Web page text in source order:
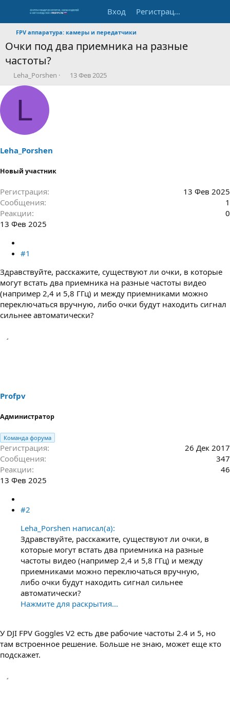
Вход Регистрация
FPV аппаратура: камеры и передатчики
Очки под два приемника на разные
частоты?
А
в
е
ы
Leha_Porshen
Д
а
13 Фев 2025
L
Leha_Porshen
Новый участник
Регистрация
13 Фев 2025
Сообщения
1
Реакции
0
13 Фев 2025
#1
Здравствуйте, расскажите, существуют ли очки, в которые
могут встать два приемника на разные частоты видео
(например 2,4 и 5,8 ГГц) и между приемниками можно
переключаться вручную, либо очки будут находить сигнал
сильнее автоматически?
Profpv
Администратор
Команда форума
Регистрация
26 Дек 2017
Сообщения
347
Реакции
46
13 Фев 2025
#2
Leha_Porshen написал(а):
Здравствуйте, расскажите, существуют ли очки, в
которые могут встать два приемника на разные
частоты видео (например 2,4 и 5,8 ГГц) и между
приемниками можно переключаться вручную,
либо очки будут находить сигнал сильнее
автоматически?
Нажмите для раскрытия...
У DJI FPV Goggles V2 есть две рабочие частоты 2.4 и 5, но
там встроенное решение. Больше не знаю, может еще кто
подскажет.